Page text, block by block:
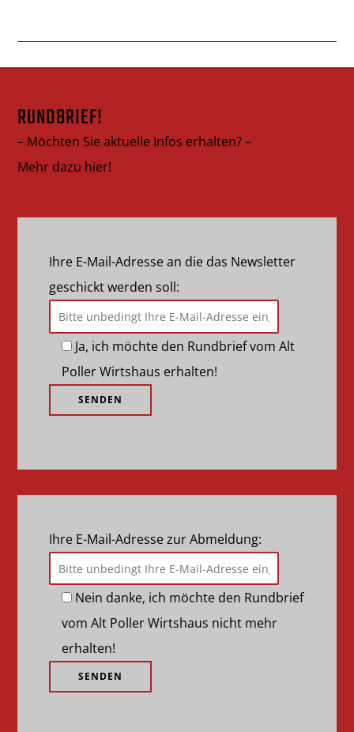
RUNDBRIEF!
– Möchten Sie aktuelle Infos erhalten? –
Mehr dazu hier!
Ihre E-Mail-Adresse an die das Newsletter
geschickt werden soll:
Ja, ich möchte den Rundbrief vom Alt
Poller Wirtshaus erhalten!
Ihre E-Mail-Adresse zur Abmeldung:
Nein danke, ich möchte den Rundbrief
vom Alt Poller Wirtshaus nicht mehr
erhalten!